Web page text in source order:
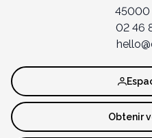
45000
02 46
Obtenir